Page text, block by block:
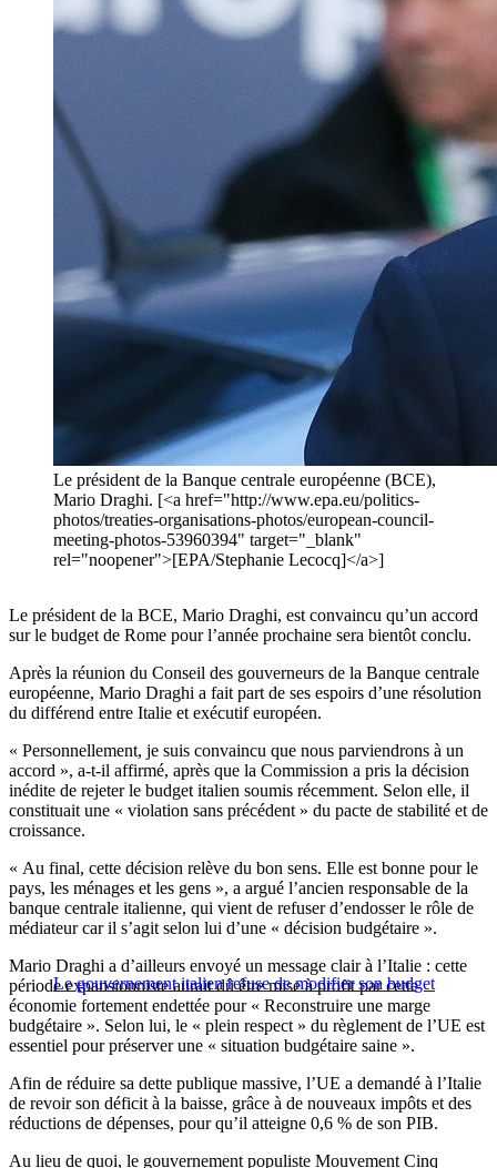
Le président de la Banque centrale européenne (BCE),
Mario Draghi. [<a href="http://www.epa.eu/politics-
photos/treaties-organisations-photos/european-council-
meeting-photos-53960394" target="_blank"
rel="noopener">[EPA/Stephanie Lecocq]</a>]
Le président de la BCE, Mario Draghi, est convaincu qu’un accord
sur le budget de Rome pour l’année prochaine sera bientôt conclu.
Après la réunion du Conseil des gouverneurs de la Banque centrale
européenne, Mario Draghi a fait part de ses espoirs d’une résolution
du différend entre Italie et exécutif européen.
« Personnellement, je suis convaincu que nous parviendrons à un
accord », a-t-il affirmé, après que la Commission a pris la décision
inédite de rejeter le budget italien soumis récemment. Selon elle, il
constituait une « violation sans précédent » du pacte de stabilité et de
croissance.
« Au final, cette décision relève du bon sens. Elle est bonne pour le
pays, les ménages et les gens », a argué l’ancien responsable de la
banque centrale italienne, qui vient de refuser d’endosser le rôle de
médiateur car il s’agit selon lui d’une « décision budgétaire ».
Le gouvernement italien refuse de modifier son budget
Mario Draghi a d’ailleurs envoyé un message clair à l’Italie : cette
période expansionniste aurait dû être mise à profit par cette
économie fortement endettée pour « Reconstruire une marge
budgétaire ». Selon lui, le « plein respect » du règlement de l’UE est
essentiel pour préserver une « situation budgétaire saine ».
Afin de réduire sa dette publique massive, l’UE a demandé à l’Italie
de revoir son déficit à la baisse, grâce à de nouveaux impôts et des
réductions de dépenses, pour qu’il atteigne 0,6 % de son PIB.
Au lieu de quoi, le gouvernement populiste Mouvement Cinq